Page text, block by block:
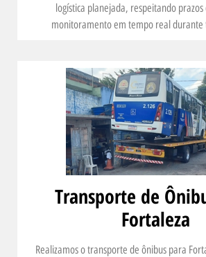
logística planejada, respeitando
monitoramento em tempo real
Transporte de
Fortaleza
Realizamos o transporte de ônibus para